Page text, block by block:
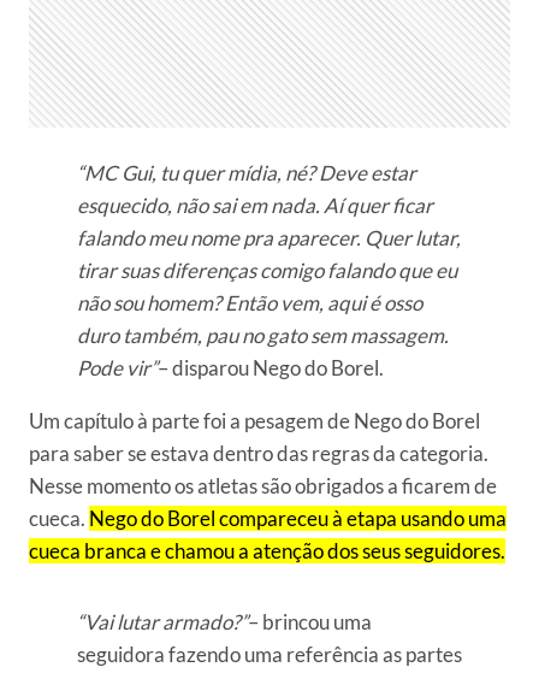
“MC Gui, tu quer mídia, né? Deve estar
esquecido, não sai em nada. Aí quer ficar
falando meu nome pra aparecer. Quer lutar,
tirar suas diferenças comigo falando que eu
não sou homem? Então vem, aqui é osso
duro também, pau no gato sem massagem.
Pode vir”– disparou Nego do Borel.
Um capítulo à parte foi a pesagem de Nego do Borel
para saber se estava dentro das regras da categoria.
Nesse momento os atletas são obrigados a ficarem de
cueca. Nego do Borel compareceu à etapa usando uma
cueca branca e chamou a atenção dos seus seguidores.
“Vai lutar armado?”– brincou uma
seguidora fazendo uma referência as partes